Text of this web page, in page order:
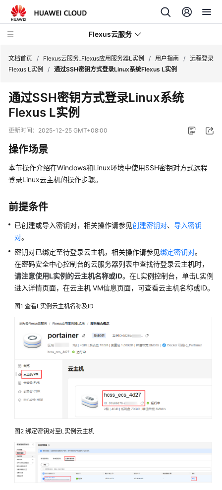
Flexus云服务
最
新
态
产
品
绍
快
速
入
门
用
户
指
通
过
授
予
使
用
实
例
的
文档首页 / Flexus云服务_Flexus应用服务器L实例 / 用户指南 / 远程登录
Flexus L实例
/ 通过SSH密钥方式登录Linux系统Flexus L实例
通过SSH密钥方式登录Linux系统
Flexus L实例
更新时间： 2025-12-25 GMT+08:00
操作场景
本节操作介绍在Windows和Linux环境中使用SSH密钥对方式远程
登录Linux云主机的操作步骤。
前提条件
已创建或导入密钥对，相关操作请参见创建密钥对、 导入密钥
对。
密钥对已绑定至待登录云主机，相关操作请参见绑定密钥对。
在密码安全中心控制台的云服务器列表中查找待登录云主机时，
请注意使用L实例的云主机名称或ID。在L实例控制台，单击L实例
进入详情页面，在云主机 VM信息页面，可查看云主机名称或ID。
图1 查看L实例云主机名称及ID
图2 绑定密钥对至L实例云主机